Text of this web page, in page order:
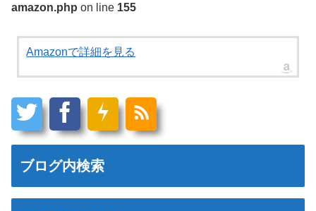
amazon.php on line 155
Amazonで詳細を見る
ブログ内検索